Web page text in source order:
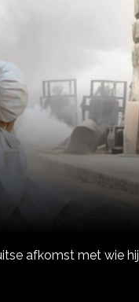
afkomst met wie hij